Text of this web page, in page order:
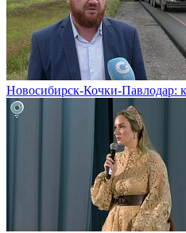
Новосибирск-Кочки-Павлодар: